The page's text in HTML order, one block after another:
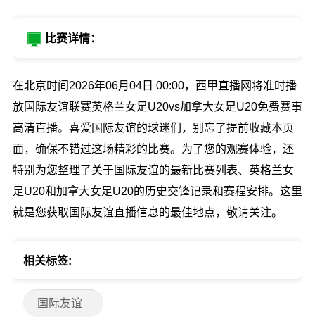
比赛详情：
在北京时间2026年06月04日 00:00，西甲直播网将准时播
放国际友谊联赛英格兰女足U20vs加拿大女足U20免费赛事
高清直播。喜爱国际友谊的球迷们，别忘了提前收藏本页
面，确保不错过这场精彩的比赛。为了您的观赛体验，还
特别为您整理了关于国际友谊的最新比赛列表、英格兰女
足U20和加拿大女足U20的历史交锋记录和赛程安排。这里
就是您获取国际友谊直播信息的最佳地点，敬请关注。
相关标签:
国际友谊